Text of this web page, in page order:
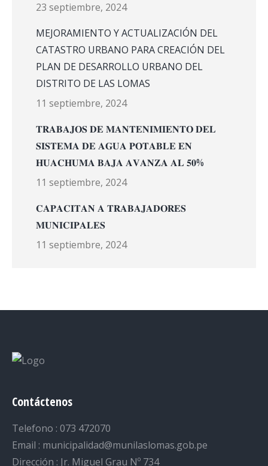
23 septiembre, 2024
MEJORAMIENTO Y ACTUALIZACIÓN DEL
CATASTRO URBANO PARA CREACIÓN DEL
PLAN DE DESARROLLO URBANO DEL
DISTRITO DE LAS LOMAS
11 septiembre, 2024
𝐓𝐑𝐀𝐁𝐀𝐉𝐎𝐒 𝐃𝐄 𝐌𝐀𝐍𝐓𝐄𝐍𝐈𝐌𝐈𝐄𝐍𝐓𝐎 𝐃𝐄𝐋
𝐒𝐈𝐒𝐓𝐄𝐌𝐀 𝐃𝐄 𝐀𝐆𝐔𝐀 𝐏𝐎𝐓𝐀𝐁𝐋𝐄 𝐄𝐍
𝐇𝐔𝐀𝐂𝐇𝐔𝐌𝐀 𝐁𝐀𝐉𝐀 𝐀𝐕𝐀𝐍𝐙𝐀 𝐀𝐋 𝟓𝟎%
11 septiembre, 2024
𝐂𝐀𝐏𝐀𝐂𝐈𝐓𝐀𝐍 𝐀 𝐓𝐑𝐀𝐁𝐀𝐉𝐀𝐃𝐎𝐑𝐄𝐒
𝐌𝐔𝐍𝐈𝐂𝐈𝐏𝐀𝐋𝐄𝐒
11 septiembre, 2024
Contáctenos
Telefono : 073 472070
Email : municipalidad@munilaslomas.gob.pe
Dirección : Jr. Miguel Grau Nº 734